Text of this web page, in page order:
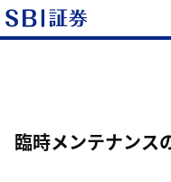
臨時メンテナンス